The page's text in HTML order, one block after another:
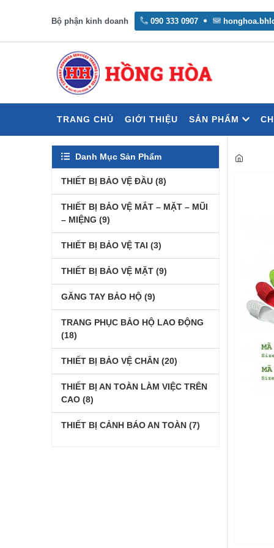
Bộ phận kinh doanh 090 333 0907
TRANG CHỦ GIỚI THIỆU SẢN PHẨM
Danh Mục Sản Phẩm
THIẾT BỊ BẢO VỆ ĐẦU (8)
THIẾT BỊ BẢO VỆ MẮT – MẶT – MŨI
– MIỆNG (9)
THIẾT BỊ BẢO VỆ TAI (3)
THIẾT BỊ BẢO VỆ MẶT (9)
GĂNG TAY BẢO HỘ (9)
TRANG PHỤC BẢO HỘ LAO ĐỘNG
(18)
THIẾT BỊ BẢO VỆ CHÂN (20)
THIẾT BỊ AN TOÀN LÀM VIỆC TRÊN
CAO (8)
THIẾT BỊ CẢNH BÁO AN TOÀN (7)